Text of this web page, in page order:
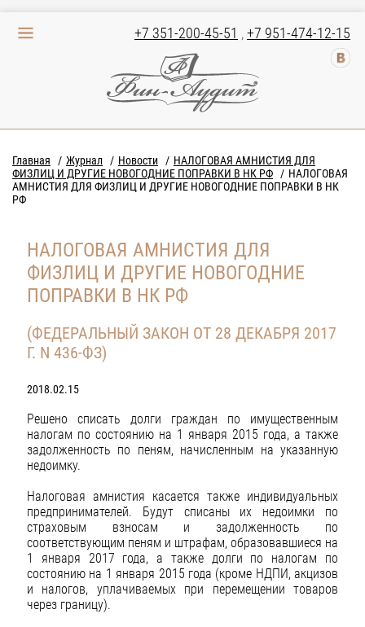
+7 351-200-45-51 ,+7 951-474-12-15
Главная Журнал Новости
НАЛОГОВАЯ АМНИСТИЯ ДЛЯ
ФИЗЛИЦ И ДРУГИЕ НОВОГОДНИЕ ПОПРАВКИ В НК РФ
НАЛОГОВАЯ
АМНИСТИЯ ДЛЯ ФИЗЛИЦ И ДРУГИЕ НОВОГОДНИЕ ПОПРАВКИ В НК
РФ
НАЛОГОВАЯ АМНИСТИЯ ДЛЯ
ФИЗЛИЦ И ДРУГИЕ НОВОГОДНИЕ
ПОПРАВКИ В НК РФ
(ФЕДЕРАЛЬНЫЙ ЗАКОН ОТ 28 ДЕКАБРЯ 2017
Г. N 436-ФЗ)
2018.02.15
Решено списать долги граждан по имущественным
налогам по состоянию на 1 января 2015 года, а также
задолженность по пеням, начисленным на указанную
недоимку.
Налоговая амнистия касается также индивидуальных
предпринимателей. Будут списаны их недоимки по
страховым взносам и задолженность по
соответствующим пеням и штрафам, образовавшиеся на
1 января 2017 года, а также долги по налогам по
состоянию на 1 января 2015 года (кроме НДПИ, акцизов
и налогов, уплачиваемых при перемещении товаров
через границу).